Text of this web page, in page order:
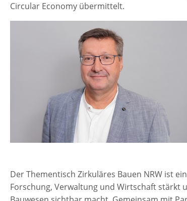
Circular Economy übermittelt.
Der Thementisch Zirkuläres Bauen NRW ist
Forschung, Verwaltung und Wirtschaft stärkt